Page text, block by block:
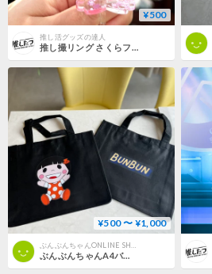
¥500
推し活グッズの達人
推し撮リング さくらフレーク
¥500 〜 ¥1,000
ぶんぶんちゃんA4バッグ